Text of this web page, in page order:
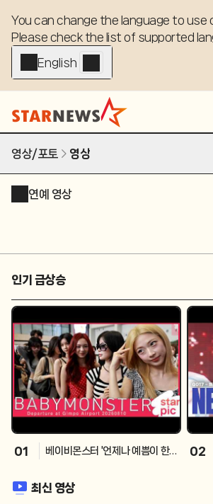
You can change the language to use
Please check the list of supported
English - EN
영상/포토 영상
연예 영상
인기 급상승
01
베이비몬스터 '언제나 예쁨이 한가
ort 20260810
02
최신 영상